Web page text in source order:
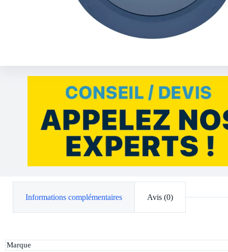
Informations complémentaires Avis (0)
Marque